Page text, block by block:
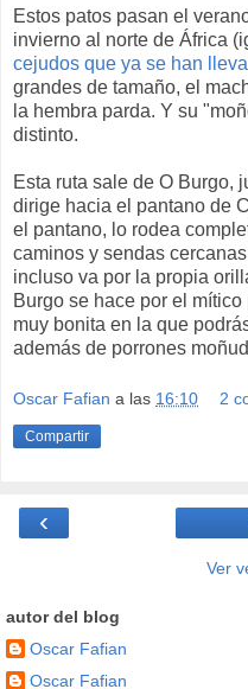
Estos patos pasan el
invierno al norte de África
cejudos que ya se han
grandes de tamaño, el
la hembra parda. Y su
distinto.
Esta ruta sale de O Burgo,
dirige hacia el pantano de
el pantano, lo rodea
caminos y sendas
incluso va por la propia
Burgo se hace por el
muy bonita en la que
además de porrones
Oscar Fafian a las 16:10 2
Compartir
‹
Ver
autor del blog
Oscar Fafian
Oscar Fafian